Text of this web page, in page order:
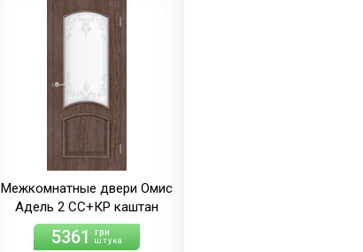
Межкомнатные двери Омис
Адель 2 СС+КР каштан
5361 грн
штука